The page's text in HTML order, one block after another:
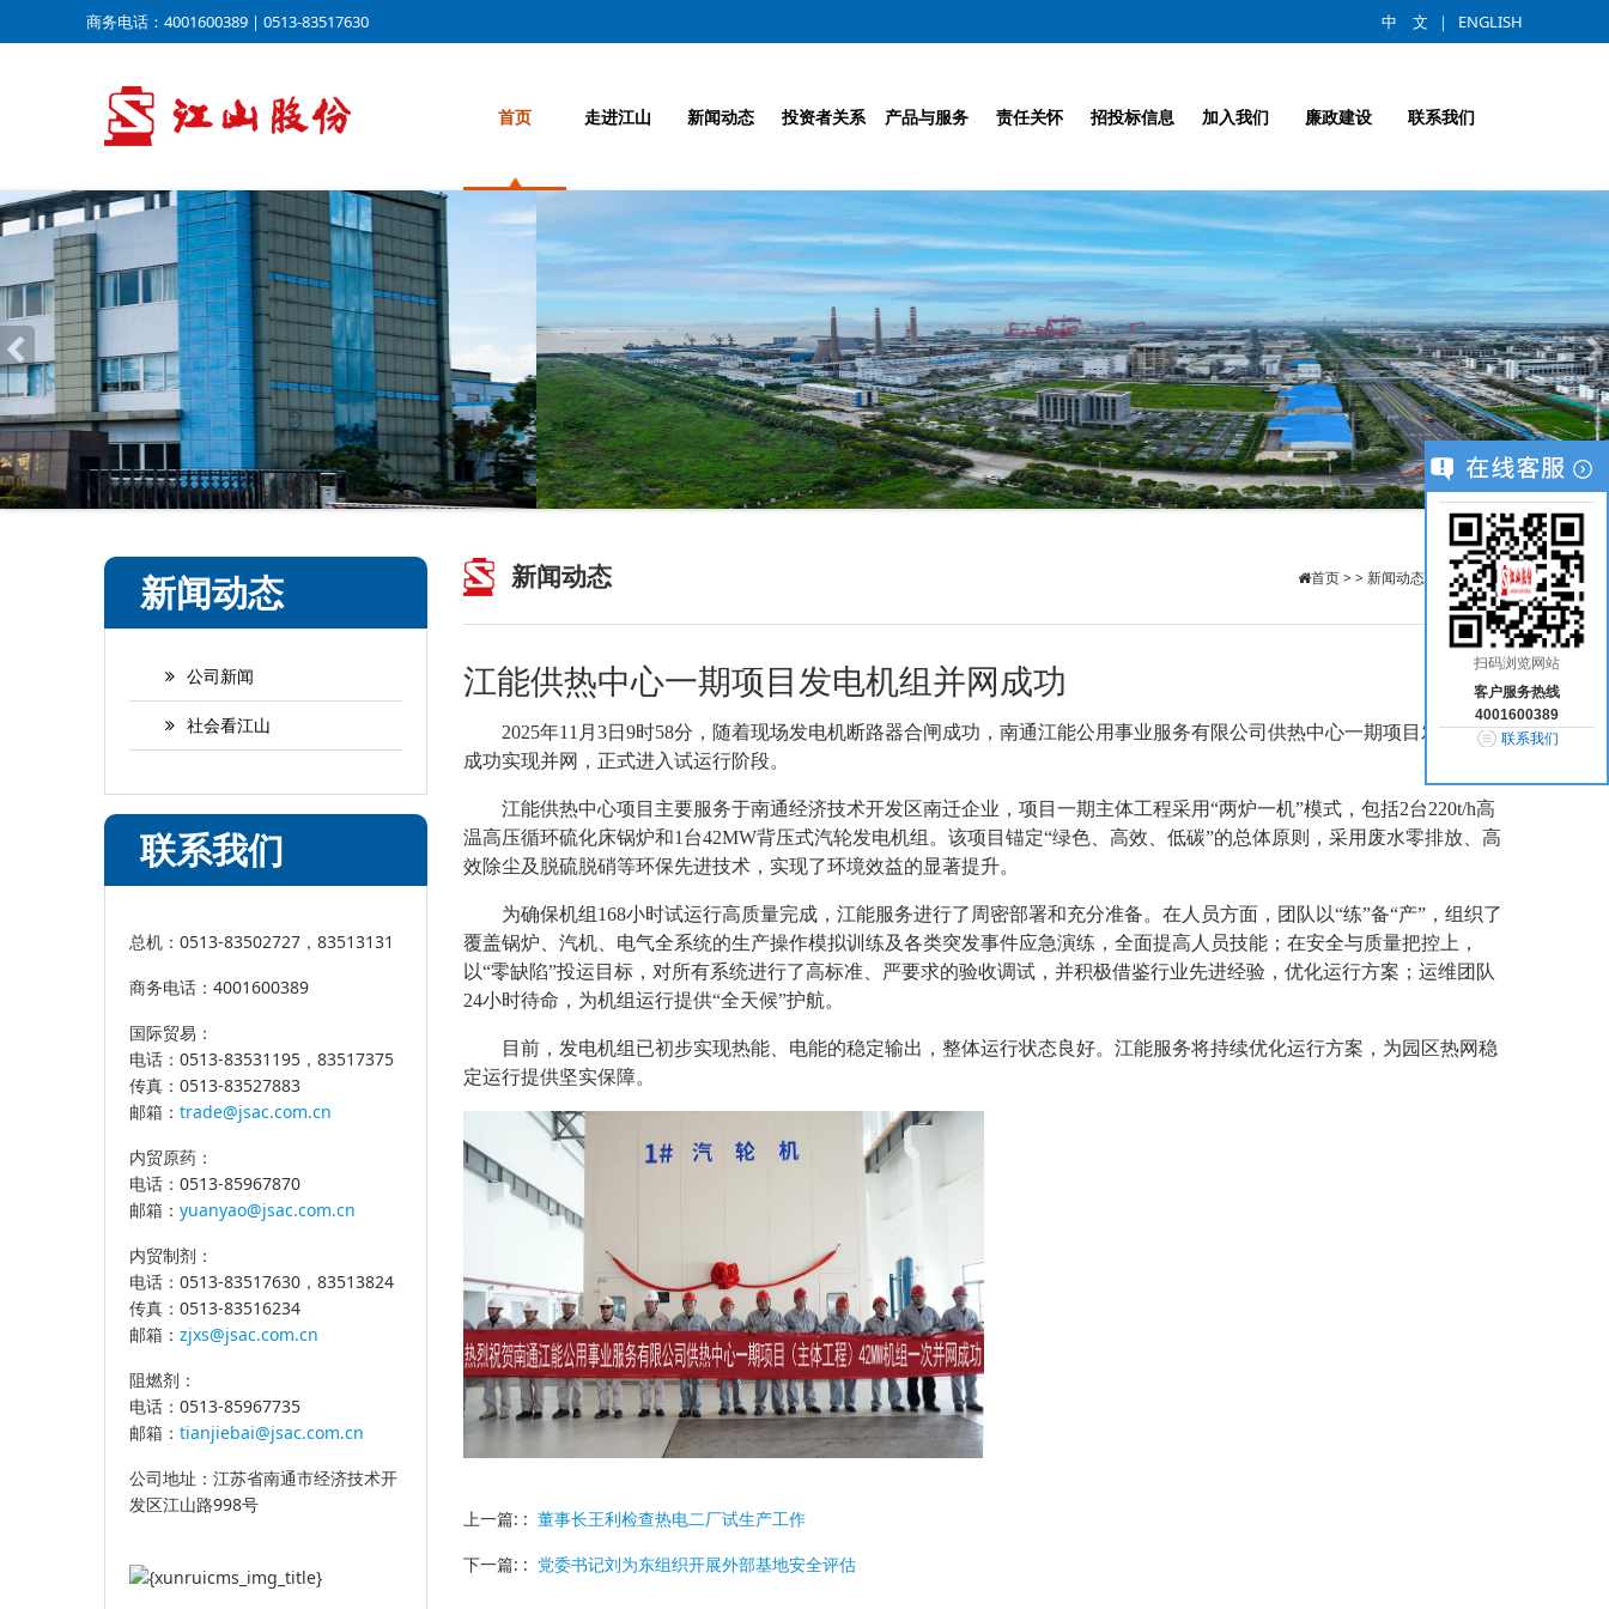
商务电话：4001600389 | 0513-83517630 中 文 ｜ ENGLISH
首页 走进江山 新闻动态 投资者关系 产品与服务 责任关怀 招投标信息 加入我们 廉政建设 联系我们
新闻动态
公司新闻
社会看江山
联系我们
总机：0513-83502727，83513131
商务电话：4001600389
国际贸易：
电话：0513-83531195，83517375
传真：0513-83527883
邮箱： trade@jsac.com.cn
内贸原药：
电话：0513-85967870
邮箱： yuanyao@jsac.com.cn
内贸制剂：
电话：0513-83517630，83513824
传真：0513-83516234
邮箱： zjxs@jsac.com.cn
阻燃剂：
电话：0513-85967735
邮箱： tianjiebai@jsac.com.cn
公司地址：江苏省南通市经济技术开
发区江山路998号
新闻动态 首页> >新闻动态 公司新闻
江能供热中心一期项目发电机组并网成功
2025年11月3日9时58分，随着现场发电机断路器合闸成功，南通江能公用事业服务有限公司供热中心一期项目发电机组
成功实现并网，正式进入试运行阶段。
江能供热中心项目主要服务于南通经济技术开发区南迁企业，项目一期主体工程采用“两炉一机”模式，包括2台220t/h高
温高压循环硫化床锅炉和1台42MW背压式汽轮发电机组。该项目锚定“绿色、高效、低碳”的总体原则，采用废水零排放、高
效除尘及脱硫脱硝等环保先进技术，实现了环境效益的显著提升。
为确保机组 168小时试运行高质量完成，江能服务进行了周密部署和充分准备。在人员方面，团队以“练”备“产”，组织了
覆盖锅炉、汽机、电气全系统的生产操作模拟训练及各类突发事件应急演练，全面提高人员技能；在安全与质量把控上，
以“零缺陷”投运目标，对所有系统进行了高标准、严要求的验收调试，并积极借鉴行业先进经验，优化运行方案；运维团队
24小时待命，为机组运行提供“全天候”护航。
目前，发电机组已初步实现热能、电能的稳定输出，整体运行状态良好。江能服务将持续优化运行方案，为园区热网稳
定运行提供坚实保障。
上一篇: : 董事长王利检查热电二厂试生产工作
下一篇: : 党委书记刘为东组织开展外部基地安全评估
扫码浏览网站
客户服务热线
4001600389
联系我们